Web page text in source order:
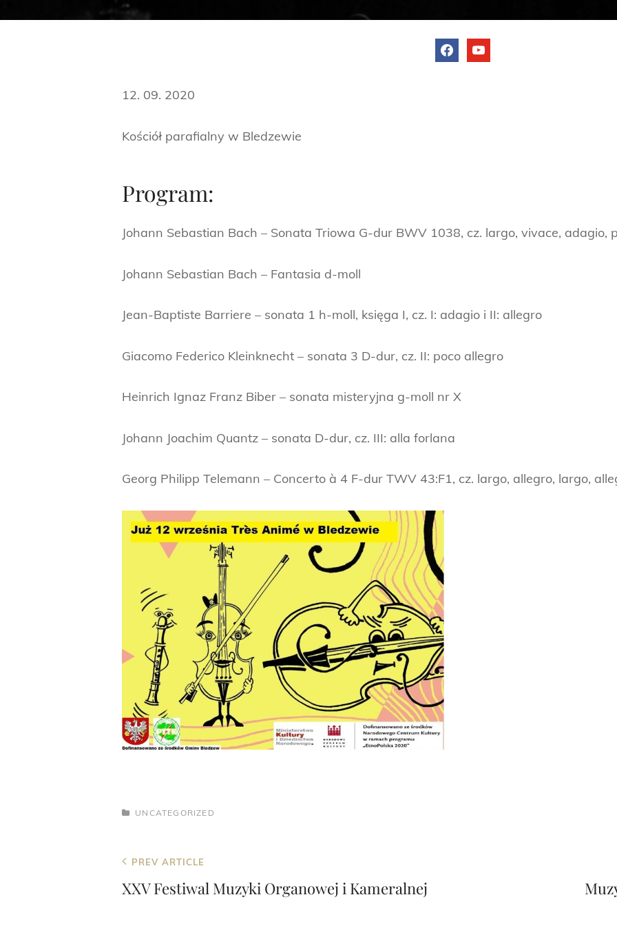
facebookyoutube
12. 09. 2020
Kościół parafialny w Bledzewie
Program:
Johann Sebastian Bach – Sonata Triowa G-dur BWV 1038, cz. largo, vivace, adagio,
Johann Sebastian Bach – Fantasia d-moll
Jean-Baptiste Barriere – sonata 1 h-moll, księga I, cz. I: adagio i II: allegro
Giacomo Federico Kleinknecht – sonata 3 D-dur, cz. II: poco allegro
Heinrich Ignaz Franz Biber – sonata misteryjna g-moll nr X
Johann Joachim Quantz – sonata D-dur, cz. III: alla forlana
Georg Philipp Telemann – Concerto à 4 F-dur TWV 43:F1, cz. largo, allegro, largo,
CATEGORIES
UNCATEGORIZED
Post
navigation
Previous
Post
PREV ARTICLE
XXV Festiwal Muzyki Organowej i Kameralnej